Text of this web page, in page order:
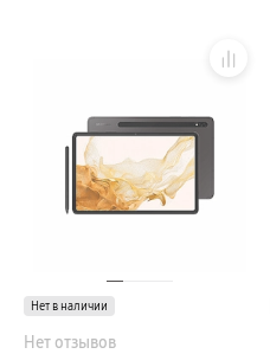
Нет в наличии
Нет отзывов